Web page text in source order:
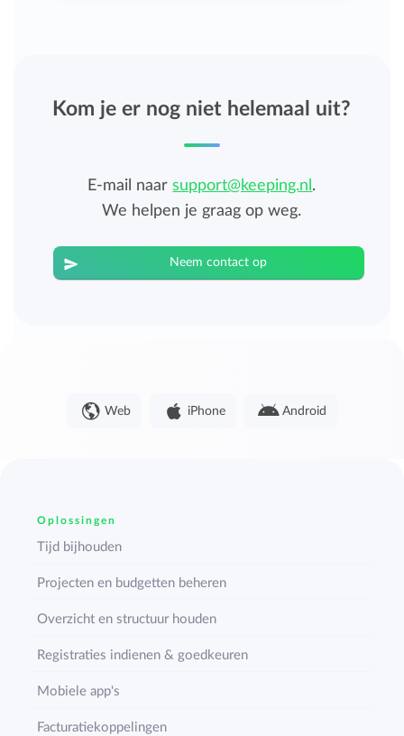
Kom je er nog niet helemaal uit?
E-mail naarsupport@keeping.nl .
We helpen je graag op weg.
Neem contact op
Web iPhone Android
Oplossingen
Tijd bijhouden
Projecten en budgetten beheren
Overzicht en structuur houden
Registraties indienen & goedkeuren
Mobiele app's
Facturatiekoppelingen